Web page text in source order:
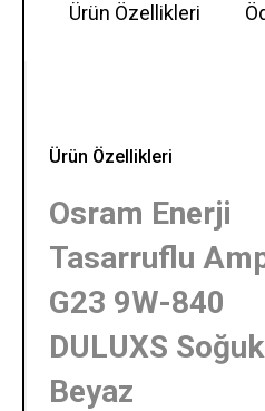
Ürün Özellikleri
Ürün Özellikleri
Osram Enerji
Tasarruflu
G23 9W-840
DULUXS Soğuk
Beyaz